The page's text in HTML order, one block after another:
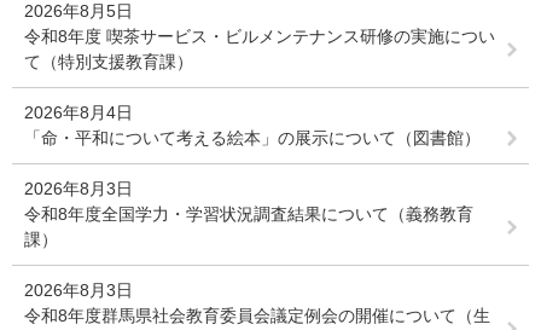
2026年8月5日
令和8年度 喫茶サービス・ビルメンテナンス研修の実施につい
て（特別支援教育課）
2026年8月4日
「命・平和について考える絵本」の展示について（図書館）
2026年8月3日
令和8年度全国学力・学習状況調査結果について（義務教育
課）
2026年8月3日
令和8年度群馬県社会教育委員会議定例会の開催について（生